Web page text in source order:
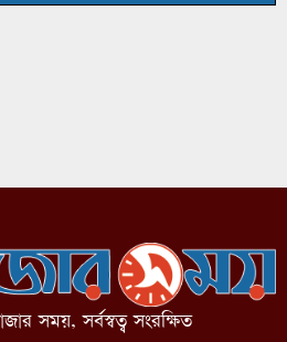
সময়, সর্বস্বত্ব সংরক্ষিত